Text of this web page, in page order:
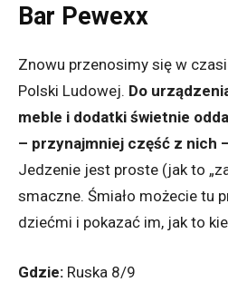
Bar Pewexx
Znowu przenosimy się w
Polski Ludowej. Do
meble i dodatki świetnie
– przynajmniej część z nich
Jedzenie jest proste (jak to
smaczne. Śmiało możecie tu
dziećmi i pokazać im, jak to
Gdzie: Ruska 8/9